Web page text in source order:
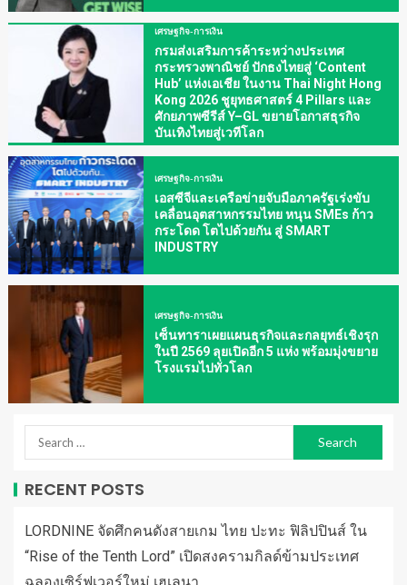
เศรษฐกิจ-การเงิน
กรมส่งเสริมการค้าระหว่างประเทศ
กระทรวงพาณิชย์ ปักธงไทยสู่ ‘Content
Hub’ แห่งเอเชีย ในงาน Thai Night Hong
Kong 2026 ชูยุทธศาสตร์ 4 Pillars และ
ศักยภาพซีรีส์ Y–GL ขยายโอกาสธุรกิจ
บันเทิงไทยสู่เวทีโลก
เศรษฐกิจ-การเงิน
เอสซีจีและเครือข่ายจับมือภาครัฐเร่งขับ
เคลื่อนอุตสาหกรรมไทย หนุน SMEs ก้าว
กระโดด โตไปด้วยกัน สู่ SMART
INDUSTRY
เศรษฐกิจ-การเงิน
เซ็นทาราเผยแผนธุรกิจและกลยุทธ์เชิงรุก
ในปี 2569 ลุยเปิดอีก 5 แห่ง พร้อมมุ่งขยาย
โรงแรมไปทั่วโลก
RECENT POSTS
LORDNINE จัดศึกคนดังสายเกม ไทย ปะทะ ฟิลิปปินส์ ใน
“Rise of the Tenth Lord” เปิดสงครามกิลด์ข้ามประเทศ